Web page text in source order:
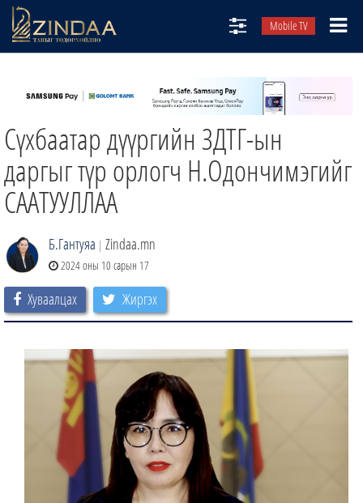
Mobile TV
ТВ8
ӨГЛӨӨНИЙ СОНИН
АУДИО ЗОХИОЛ
ЗИНДАА СЭТГҮҮЛ
Сүхбаатар дүүргийн ЗДТГ-ын
даргыг түр орлогч Н.Одончимэгийг
СААТУУЛЛАА
Б.Гантуяа | Zindaa.mn
2024 оны 10 сарын 17
Хуваалцах Жиргэх